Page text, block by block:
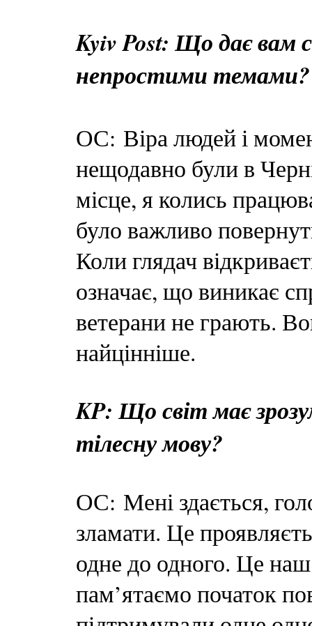
Kyiv Post: Що дає вам
непростими темами?
ОС: Віра людей і
нещодавно були в
місце, я колись
було важливо
Коли глядач
означає, що виникає
ветерани не грають.
найцінніше.
KP: Що світ має
тілесну мову?
ОС: Мені здається,
зламати. Це
одне до одного. Це
пам’ятаємо початок